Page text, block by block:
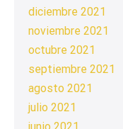
diciembre 2021
noviembre 2021
octubre 2021
septiembre 2021
agosto 2021
julio 2021